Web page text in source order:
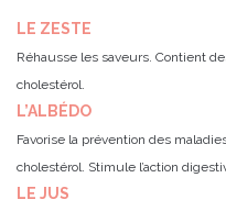
LE ZESTE
Réhausse les saveurs. Contient
cholestérol.
L’ALBÉDO
Favorise la prévention des
cholestérol. Stimule l’action
LE JUS